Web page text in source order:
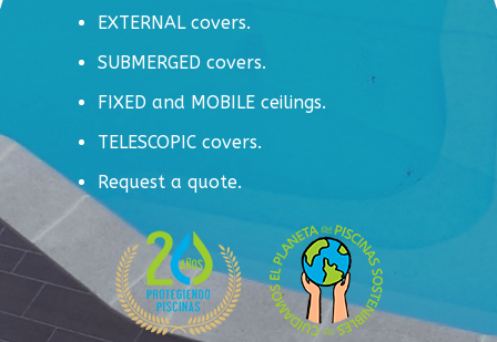
EXTERNAL covers.
SUBMERGED covers.
FIXED and MOBILE ceilings.
TELESCOPIC covers.
Request a quote.